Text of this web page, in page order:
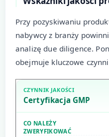
Przy pozyskiwaniu
nabywcy z branży
analizę due diligence.
obejmuje kluczowe
Certyfikacja GMP